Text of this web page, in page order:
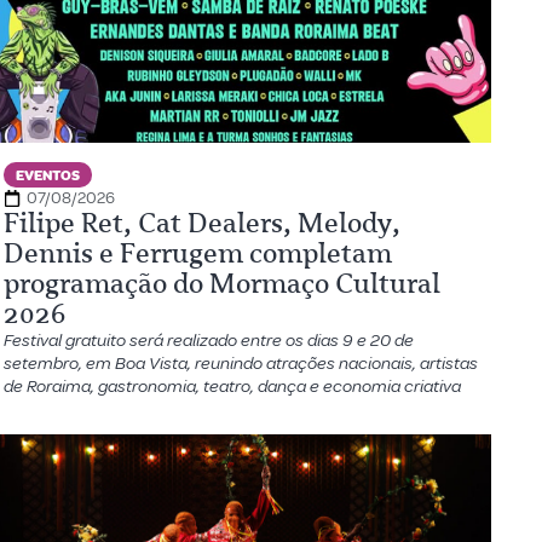
EVENTOS
07/08/2026
Filipe Ret, Cat Dealers, Melody,
Dennis e Ferrugem completam
programação do Mormaço Cultural
2026
Festival gratuito será realizado entre os dias 9 e 20 de
setembro, em Boa Vista, reunindo atrações nacionais, artistas
de Roraima, gastronomia, teatro, dança e economia criativa